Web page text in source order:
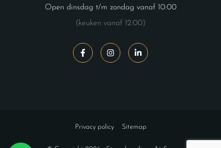
Open dinsdag t/m zondag vanaf 10:00
(keuken vanaf 12:00)
Privacy policy Sitemap